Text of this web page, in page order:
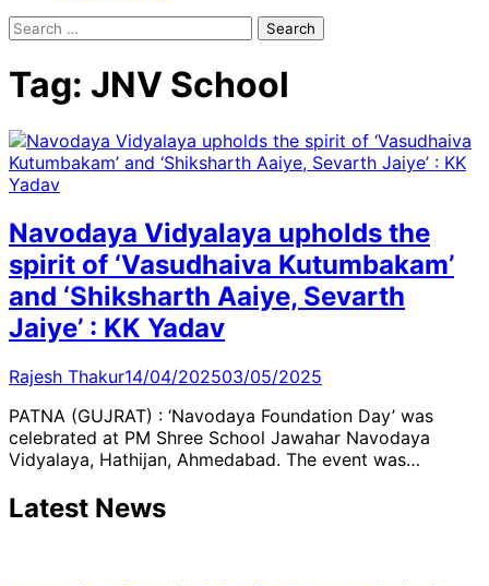
Search
Tag: JNV School
Navodaya Vidyalaya upholds the
spirit of ‘Vasudhaiva Kutumbakam’
and ‘Shiksharth Aaiye, Sevarth
Jaiye’ : KK Yadav
Rajesh Thakur14/04/202503/05/2025
PATNA (GUJRAT) : ‘Navodaya Foundation Day’ was
celebrated at PM Shree School Jawahar Navodaya
Vidyalaya, Hathijan, Ahmedabad. The event was…
Latest News